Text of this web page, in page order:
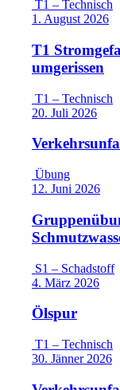
T1 – Technisch
1. August 2026
T1
umgerissen
T1 – Technisch
20. Juli 2026
Übung
12. Juni 2026
S1 – Schadstoff
4. März 2026
Ölspur
T1 – Technisch
30. Jänner 2026